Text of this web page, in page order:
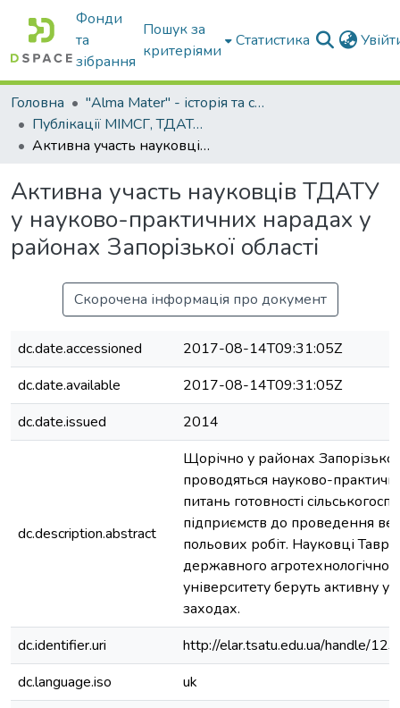
Фонди
та
зібрання
Пошук за
критеріями
Статистика
Головна
"Alma Mater" - історія та сьогодення Університету
Публікації МІМСГ, ТДАТА, ТДАТУ
Активна участь науковців ТДАТУ у науково-практичних нарадах у районах Запорізької області
Активна участь науковців ТДАТУ
у науково-практичних нарадах у
районах Запорізької області
Скорочена інформація про документ
dc.date.accessioned
2017-08-14T09:31:05Z
dc.date.available
2017-08-14T09:31:05Z
dc.date.issued
2014
dc.description.abstract
Щорічно у районах Запорізької
проводяться науково-
питань готовності
підприємств до проведення
польових робіт. Науковці
державного
університету беруть активну
заходах.
dc.identifier.uri
http://elar.tsatu.edu.ua/handle/
dc.language.iso
uk